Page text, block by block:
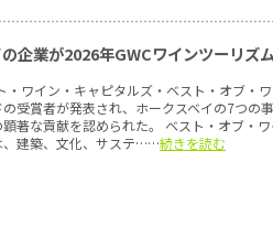
企業が2026年GWCワインツーリズ
・ワイン・キャピタルズ・ベスト・オブ・
受賞者が発表され、ホークスベイの7つの
著な貢献を認められた。 ベスト・オブ・
、建築、文化、サステ……続きを読む